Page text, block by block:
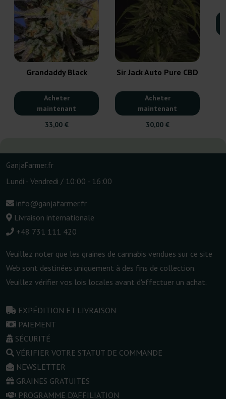
Grandaddy Black
Acheter
maintenant
33,00 €
Sir Jack Auto Pure CBD
Acheter
maintenant
30,00 €
GanjaFarmer.fr
Lundi - Vendredi / 10:00 - 16:00
info@ganjafarmer.fr
Livraison internationale
+48 731 111 420
Veuillez noter que les graines de cannabis vendues sur ce site
Web sont destinées uniquement à des fins de collection.
Veuillez vérifier vos lois locales avant d'effectuer un achat.
EXPÉDITION ET LIVRAISON
PAIEMENT
SÉCURITÉ
VÉRIFIER VOTRE STATUT DE COMMANDE
NEWSLETTER
GRAINES GRATUITES
PROGRAMME D'AFFILIATION